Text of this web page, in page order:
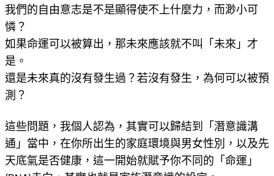
我們的自由意志是不是顯得使不上什麼力，而渺小可
憐？
如果命運可以被算出，那未來應該就不叫「未來」才
是。
還是未來真的沒有發生過？若沒有發生，為何可以被預
測？
這些問題，我個人認為，其實可以歸結到「潛意識溝
通」當中，在你所出生的家庭環境與男女性別，以及先
天底氣是否健康，這一開始就賦予你不同的「命運」